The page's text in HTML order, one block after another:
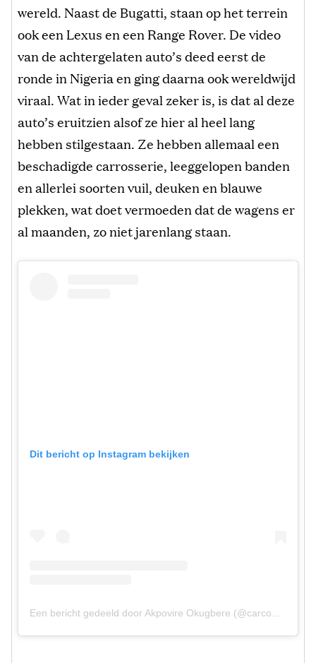
wereld. Naast de Bugatti, staan op het terrein
ook een Lexus en een Range Rover. De video
van de achtergelaten auto’s deed eerst de
ronde in Nigeria en ging daarna ook wereldwijd
viraal. Wat in ieder geval zeker is, is dat al deze
auto’s eruitzien alsof ze hier al heel lang
hebben stilgestaan. Ze hebben allemaal een
beschadigde carrosserie, leeggelopen banden
en allerlei soorten vuil, deuken en blauwe
plekken, wat doet vermoeden dat de wagens er
al maanden, zo niet jarenlang staan.
Dit bericht op Instagram bekijken
Een bericht gedeeld door Akpovire Okugbere (@carcontinent)